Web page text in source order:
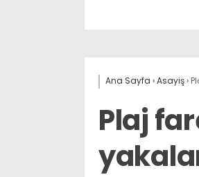
Ana Sayfa ›Asayiş›
Plaj